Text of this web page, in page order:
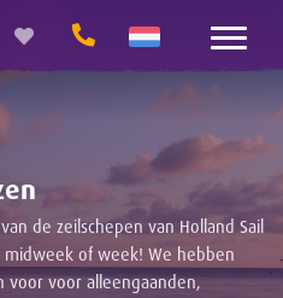
de zeilschepen van Holland Sail
of week! We hebben
voor voor alleengaanden,